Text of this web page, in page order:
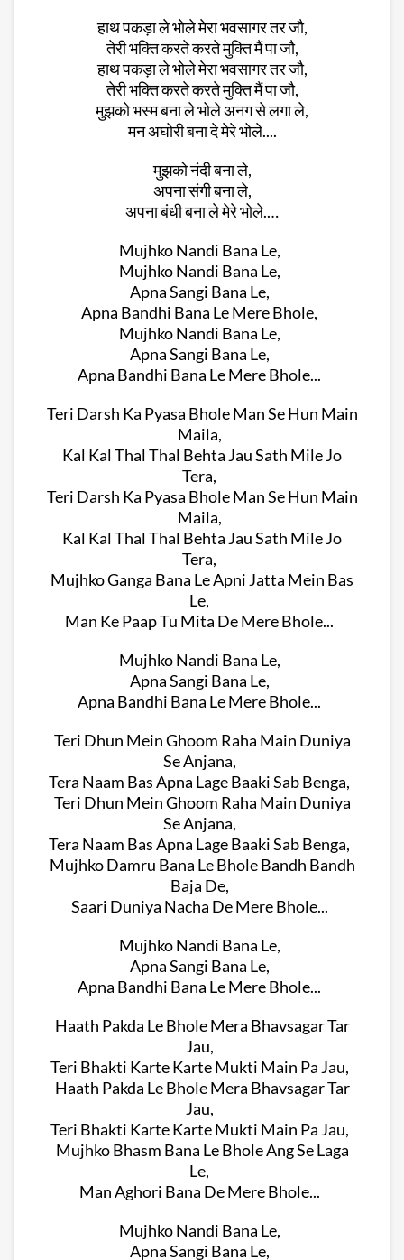
हाथ पकड़ा ले भोले मेरा भवसागर तर जौ,
तेरी भक्ति करते करते मुक्ति मैं पा जौ,
हाथ पकड़ा ले भोले मेरा भवसागर तर जौ,
तेरी भक्ति करते करते मुक्ति मैं पा जौ,
मुझको भस्म बना ले भोले अनग से लगा ले,
मन अघोरी बना दे मेरे भोले....
मुझको नंदी बना ले,
अपना संगी बना ले,
अपना बंधी बना ले मेरे भोले.…
Mujhko Nandi Bana Le,
Mujhko Nandi Bana Le,
Apna Sangi Bana Le,
Apna Bandhi Bana Le Mere Bhole,
Mujhko Nandi Bana Le,
Apna Sangi Bana Le,
Apna Bandhi Bana Le Mere Bhole...
Teri Darsh Ka Pyasa Bhole Man Se Hun Main
Maila,
Kal Kal Thal Thal Behta Jau Sath Mile Jo
Tera,
Teri Darsh Ka Pyasa Bhole Man Se Hun Main
Maila,
Kal Kal Thal Thal Behta Jau Sath Mile Jo
Tera,
Mujhko Ganga Bana Le Apni Jatta Mein Bas
Le,
Man Ke Paap Tu Mita De Mere Bhole...
Mujhko Nandi Bana Le,
Apna Sangi Bana Le,
Apna Bandhi Bana Le Mere Bhole...
Teri Dhun Mein Ghoom Raha Main Duniya
Se Anjana,
Tera Naam Bas Apna Lage Baaki Sab Benga,
Teri Dhun Mein Ghoom Raha Main Duniya
Se Anjana,
Tera Naam Bas Apna Lage Baaki Sab Benga,
Mujhko Damru Bana Le Bhole Bandh Bandh
Baja De,
Saari Duniya Nacha De Mere Bhole...
Mujhko Nandi Bana Le,
Apna Sangi Bana Le,
Apna Bandhi Bana Le Mere Bhole...
Haath Pakda Le Bhole Mera Bhavsagar Tar
Jau,
Teri Bhakti Karte Karte Mukti Main Pa Jau,
Haath Pakda Le Bhole Mera Bhavsagar Tar
Jau,
Teri Bhakti Karte Karte Mukti Main Pa Jau,
Mujhko Bhasm Bana Le Bhole Ang Se Laga
Le,
Man Aghori Bana De Mere Bhole...
Mujhko Nandi Bana Le,
Apna Sangi Bana Le,